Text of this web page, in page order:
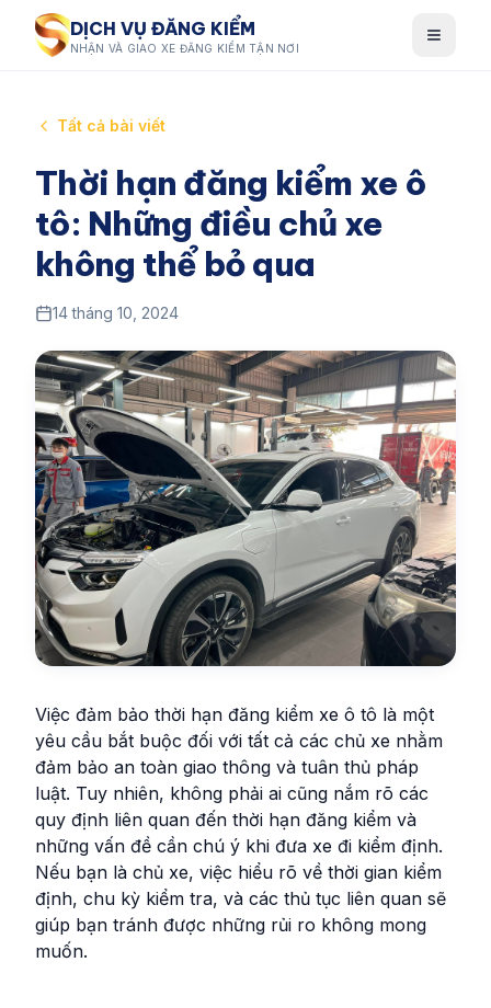
DỊCH VỤ ĐĂNG KIỂM
NHẬN VÀ GIAO XE ĐĂNG KIỂM TẬN NƠI
Tất cả bài viết
Thời hạn đăng kiểm xe ô
tô: Những điều chủ xe
không thể bỏ qua
14 tháng 10, 2024
Việc đảm bảo thời hạn đăng kiểm xe ô tô là một
yêu cầu bắt buộc đối với tất cả các chủ xe nhằm
đảm bảo an toàn giao thông và tuân thủ pháp
luật. Tuy nhiên, không phải ai cũng nắm rõ các
quy định liên quan đến thời hạn đăng kiểm và
những vấn đề cần chú ý khi đưa xe đi kiểm định.
Nếu bạn là chủ xe, việc hiểu rõ về thời gian kiểm
định, chu kỳ kiểm tra, và các thủ tục liên quan sẽ
giúp bạn tránh được những rủi ro không mong
muốn.